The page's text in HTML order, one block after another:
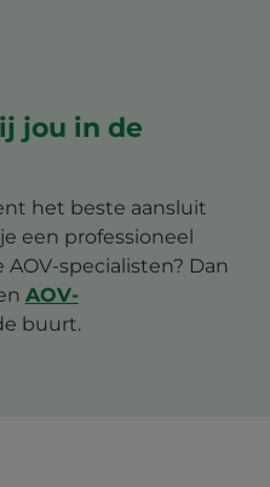
jou in de
het beste aansluit
een professioneel
AOV-specialisten? Dan
AOV-
buurt.